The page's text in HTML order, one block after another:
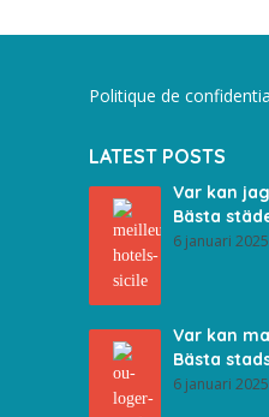
Politique de
LATEST POSTS
Var kan
Bästa
6 januari 2025
Var kan
Bästa
6 januari 2025